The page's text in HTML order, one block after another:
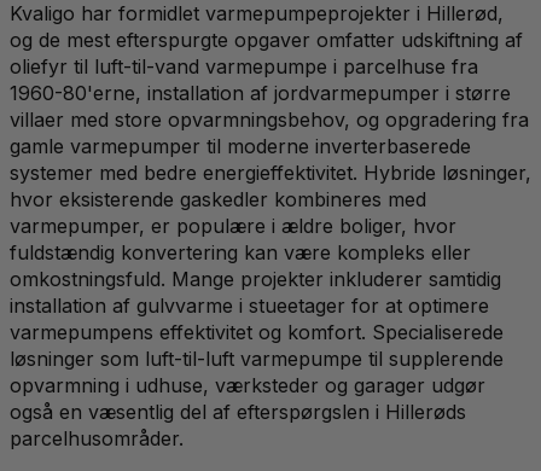
Kvaligo har formidlet varmepumpeprojekter i Hillerød,
og de mest efterspurgte opgaver omfatter udskiftning af
oliefyr til luft-til-vand varmepumpe i parcelhuse fra
1960-80'erne, installation af jordvarmepumper i større
villaer med store opvarmningsbehov, og opgradering fra
gamle varmepumper til moderne inverterbaserede
systemer med bedre energieffektivitet. Hybride løsninger,
hvor eksisterende gaskedler kombineres med
varmepumper, er populære i ældre boliger, hvor
fuldstændig konvertering kan være kompleks eller
omkostningsfuld. Mange projekter inkluderer samtidig
installation af gulvvarme i stueetager for at optimere
varmepumpens effektivitet og komfort. Specialiserede
løsninger som luft-til-luft varmepumpe til supplerende
opvarmning i udhuse, værksteder og garager udgør
også en væsentlig del af efterspørgslen i Hillerøds
parcelhusområder.